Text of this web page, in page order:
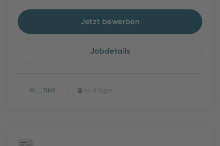
Jetzt bewerben
Jobdetails
FULLTIME Vor 8 Tagen